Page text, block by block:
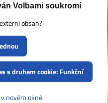
Volbami soukromí
obsah?
s druhem cookie: Funkční
novém okně